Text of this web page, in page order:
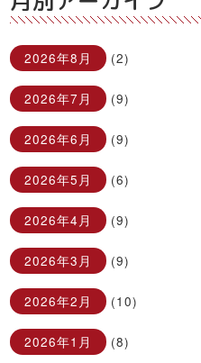
2026年8月 (2)
2026年7月 (9)
2026年6月 (9)
2026年5月 (6)
2026年4月 (9)
2026年3月 (9)
2026年2月 (10)
2026年1月 (8)